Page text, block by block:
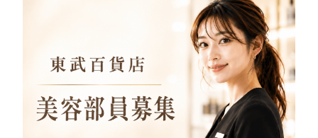
チーフ：394.2～471万円
エリアマネージャー：443.2～626.6万円
ライフスタイルに合わせて「基本賞与」の受取
「賞与」・・・賞与のうち「基本賞与」を「毎
月分割して給与として受取る」か「年2回（4
月・10月）一括して受取る」かを選択できま